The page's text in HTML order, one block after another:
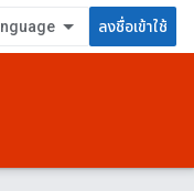
ลงชื่อเข้าใช้